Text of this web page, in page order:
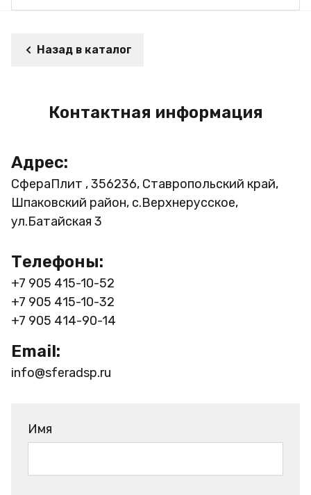
Назад в каталог
Контактная информация
Адрес:
СфераПлит , 356236, Ставропольский край,
Шпаковский район, с.Верхнерусское,
ул.Батайская 3
Телефоны:
+7 905 415-10-52
+7 905 415-10-32
+7 905 414-90-14
Email:
info@sferadsp.ru
Имя